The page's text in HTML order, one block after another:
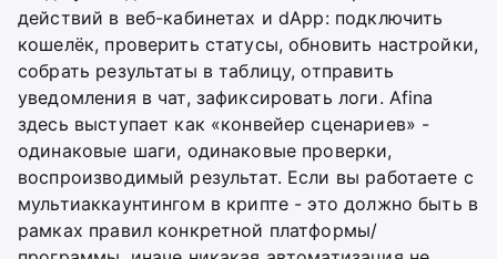
действий в веб-кабинетах и dApp: подключить
кошелёк, проверить статусы, обновить настройки,
собрать результаты в таблицу, отправить
уведомления в чат, зафиксировать логи. Afina
здесь выступает как «конвейер сценариев» -
одинаковые шаги, одинаковые проверки,
воспроизводимый результат. Если вы работаете с
мультиаккаунтингом в крипте - это должно быть в
рамках правил конкретной платформы/